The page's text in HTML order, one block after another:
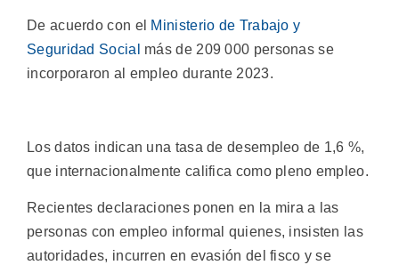
De acuerdo con el Ministerio de Trabajo y
Seguridad Social
más de 209 000 personas se
incorporaron al empleo durante 2023.
Los datos indican una tasa de desempleo de 1,6 %,
que internacionalmente califica como pleno empleo.
Recientes declaraciones ponen en la mira a las
personas con empleo informal quienes, insisten las
autoridades, incurren en evasión del fisco y se